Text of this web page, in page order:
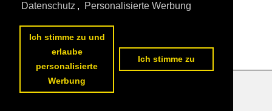
Datenschutzerklärung
Datenschutz , Personalisierte Werbung
Ich stimme zu und
erlaube
personalisierte
Werbung
Ich stimme zu